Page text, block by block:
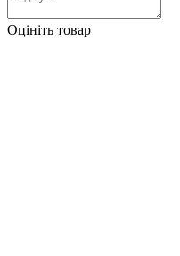
Оцініть товар